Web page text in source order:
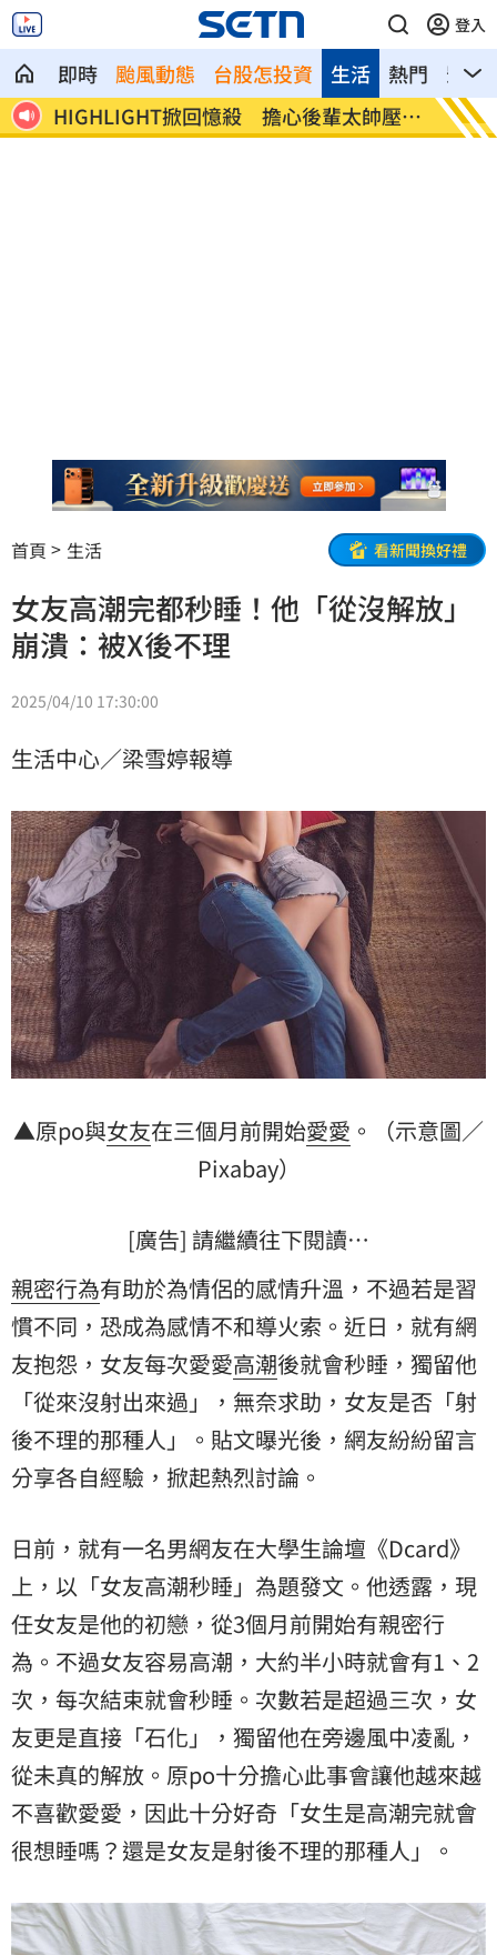
登入
即時 颱風動態 台股怎投資 熱門 影音
生活
班 HIGHLIGHT掀回憶殺 擔心後輩太帥壓力
大
狂冒
病
首頁 生活 看新聞換好禮
女友高潮完都秒睡！他「從沒解放」
崩潰：被X後不理
2025/04/10 17:30:00
生活中心／梁雪婷報導
▲原po與女友在三個月前開始愛愛 。（示意圖／
Pixabay）
[廣告] 請繼續往下閱讀…
親密行為有助於為情侶的感情升溫，不過若是習
慣不同，恐成為感情不和導火索。近日，就有網
友抱怨，女友每次愛愛高潮後就會秒睡，獨留他
「從來沒射出來過」，無奈求助，女友是否「射
後不理的那種人」。貼文曝光後，網友紛紛留言
分享各自經驗，掀起熱烈討論。
日前，就有一名男網友在大學生論壇《Dcard》
上，以「女友高潮秒睡」為題發文。他透露，現
任女友是他的初戀，從3個月前開始有親密行
為。不過女友容易高潮，大約半小時就會有1、2
次，每次結束就會秒睡。次數若是超過三次，女
友更是直接「石化」，獨留他在旁邊風中凌亂，
從未真的解放。原po十分擔心此事會讓他越來越
不喜歡愛愛，因此十分好奇「女生是高潮完就會
很想睡嗎？還是女友是射後不理的那種人」。